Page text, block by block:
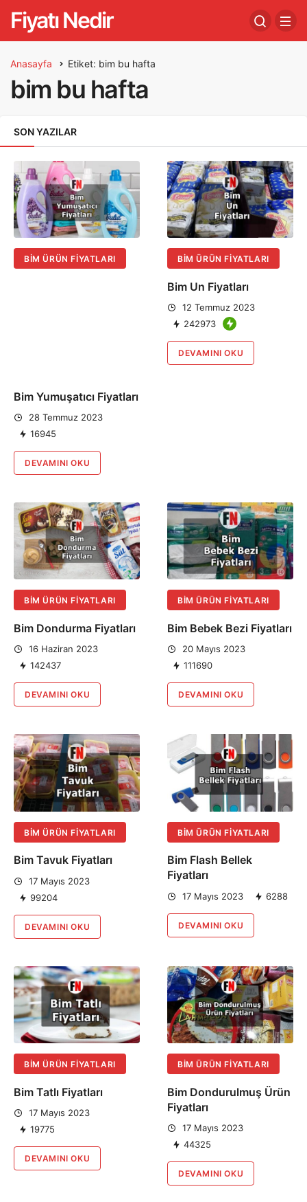
Fiyatı Nedir
Anasayfa Etiket: bim bu hafta
bim bu hafta
SON YAZILAR
BIM ÜRÜN FIYATLARI
Bim Yumuşatıcı Fiyatları
28 Temmuz 2023
16945
DEVAMINI OKU
BIM ÜRÜN FIYATLARI
Bim Un Fiyatları
12 Temmuz 2023
242973
DEVAMINI OKU
BIM ÜRÜN FIYATLARI
Bim Dondurma Fiyatları
16 Haziran 2023
142437
DEVAMINI OKU
BIM ÜRÜN FIYATLARI
Bim Bebek Bezi Fiyatları
20 Mayıs 2023
111690
DEVAMINI OKU
BIM ÜRÜN FIYATLARI
Bim Tavuk Fiyatları
17 Mayıs 2023
99204
DEVAMINI OKU
BIM ÜRÜN FIYATLARI
Bim Flash Bellek
Fiyatları
17 Mayıs 2023 6288
DEVAMINI OKU
BIM ÜRÜN FIYATLARI
Bim Tatlı Fiyatları
17 Mayıs 2023
19775
DEVAMINI OKU
BIM ÜRÜN FIYATLARI
Bim Dondurulmuş Ürün
Fiyatları
17 Mayıs 2023
44325
DEVAMINI OKU